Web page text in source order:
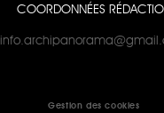
COORDONNÉES
Gestion des cookies